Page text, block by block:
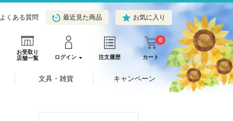
よくある質問 最近見た商品 お気に入り
お受取り
店舗一覧
ログイン 注文履歴 カート
0
文具・雑貨 キャンペーン